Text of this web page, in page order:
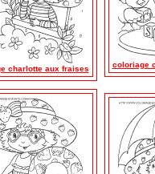
charlotte aux fraises coloriage